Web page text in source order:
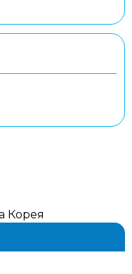
Корея